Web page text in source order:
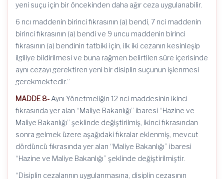
yeni suçu için bir öncekinden daha ağır ceza uygulanabilir.
6 ncı maddenin birinci fıkrasının (a) bendi, 7 nci maddenin
birinci fıkrasının (a) bendi ve 9 uncu maddenin birinci
fıkrasının (a) bendinin tatbiki için, ilk iki cezanın kesinleşip
ilgiliye bildirilmesi ve buna rağmen belirtilen süre içerisinde
aynı cezayı gerektiren yeni bir disiplin suçunun işlenmesi
gerekmektedir.”
MADDE 8- Aynı Yönetmeliğin 12 nci maddesinin ikinci
fıkrasında yer alan “Maliye Bakanlığı” ibaresi “Hazine ve
Maliye Bakanlığı” şeklinde değiştirilmiş, ikinci fıkrasından
sonra gelmek üzere aşağıdaki fıkralar eklenmiş, mevcut
dördüncü fıkrasında yer alan “Maliye Bakanlığı” ibaresi
“Hazine ve Maliye Bakanlığı” şeklinde değiştirilmiştir.
“Disiplin cezalarının uygulanmasına, disiplin cezasının